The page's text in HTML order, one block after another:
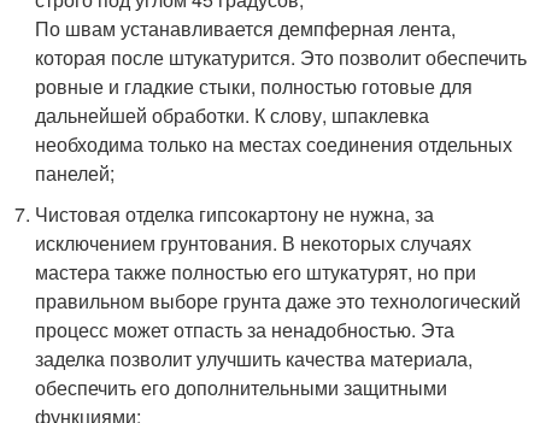
По швам устанавливается демпферная лента,
которая после штукатурится. Это позволит обеспечить
ровные и гладкие стыки, полностью готовые для
дальнейшей обработки. К слову, шпаклевка
необходима только на местах соединения отдельных
панелей;
Чистовая отделка гипсокартону не нужна, за
исключением грунтования. В некоторых случаях
мастера также полностью его штукатурят, но при
правильном выборе грунта даже это технологический
процесс может отпасть за ненадобностью. Эта
заделка позволит улучшить качества материала,
обеспечить его дополнительными защитными
функциями;